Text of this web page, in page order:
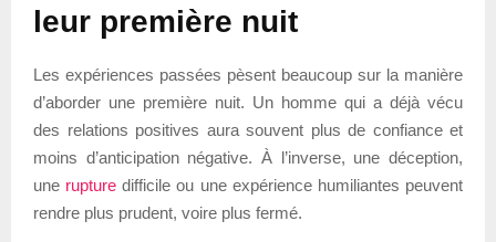
leur première nuit
Les expériences passées pèsent beaucoup sur la manière
d’aborder une première nuit. Un homme qui a déjà vécu
des relations positives aura souvent plus de confiance et
moins d’anticipation négative. À l’inverse, une déception,
une rupture difficile ou une expérience humiliantes peuvent
rendre plus prudent, voire plus fermé.